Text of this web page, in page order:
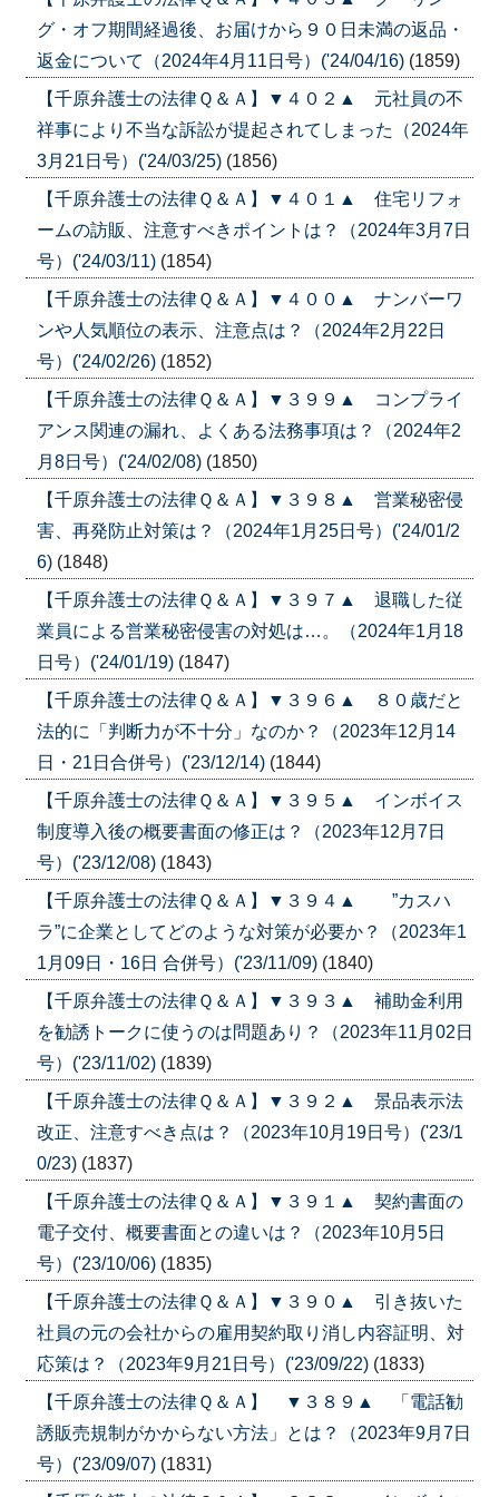
グ・オフ期間経過後、お届けから９０日未満の返品・
返金について（2024年4月11日号）('24/04/16) (1859)
【千原弁護士の法律Ｑ＆Ａ】▼４０２▲ 元社員の不
祥事により不当な訴訟が提起されてしまった（2024年
3月21日号）('24/03/25) (1856)
【千原弁護士の法律Ｑ＆Ａ】▼４０１▲ 住宅リフォ
ームの訪販、注意すべきポイントは？（2024年3月7日
号）('24/03/11) (1854)
【千原弁護士の法律Ｑ＆Ａ】▼４００▲ ナンバーワ
ンや人気順位の表示、注意点は？（2024年2月22日
号）('24/02/26) (1852)
【千原弁護士の法律Ｑ＆Ａ】▼３９９▲ コンプライ
アンス関連の漏れ、よくある法務事項は？（2024年2
月8日号）('24/02/08) (1850)
【千原弁護士の法律Ｑ＆Ａ】▼３９８▲ 営業秘密侵
害、再発防止対策は？（2024年1月25日号）('24/01/2
6) (1848)
【千原弁護士の法律Ｑ＆Ａ】▼３９７▲ 退職した従
業員による営業秘密侵害の対処は…。（2024年1月18
日号）('24/01/19) (1847)
【千原弁護士の法律Ｑ＆Ａ】▼３９６▲ ８０歳だと
法的に「判断力が不十分」なのか？（2023年12月14
日・21日合併号）('23/12/14) (1844)
【千原弁護士の法律Ｑ＆Ａ】▼３９５▲ インボイス
制度導入後の概要書面の修正は？（2023年12月7日
号）('23/12/08) (1843)
【千原弁護士の法律Ｑ＆Ａ】▼３９４▲ ”カスハ
ラ”に企業としてどのような対策が必要か？（2023年1
1月09日・16日 合併号）('23/11/09) (1840)
【千原弁護士の法律Ｑ＆Ａ】▼３９３▲ 補助金利用
を勧誘トークに使うのは問題あり？（2023年11月02日
号）('23/11/02) (1839)
【千原弁護士の法律Ｑ＆Ａ】▼３９２▲ 景品表示法
改正、注意すべき点は？（2023年10月19日号）('23/1
0/23) (1837)
【千原弁護士の法律Ｑ＆Ａ】▼３９１▲ 契約書面の
電子交付、概要書面との違いは？（2023年10月5日
号）('23/10/06) (1835)
【千原弁護士の法律Ｑ＆Ａ】▼３９０▲ 引き抜いた
社員の元の会社からの雇用契約取り消し内容証明、対
応策は？（2023年9月21日号）('23/09/22) (1833)
【千原弁護士の法律Ｑ＆Ａ】 ▼３８９▲ 「電話勧
誘販売規制がかからない方法」とは？（2023年9月7日
号）('23/09/07) (1831)